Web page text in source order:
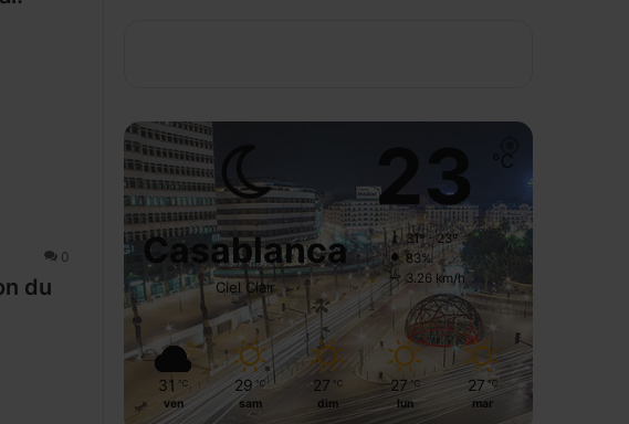
0
du
Casablanca
Ciel Clair
23 ℃
31º - 23º
83%
3.26 km/h
31 ℃
ven
29 ℃
sam
27 ℃
dim
27 ℃
lun
27 ℃
mar